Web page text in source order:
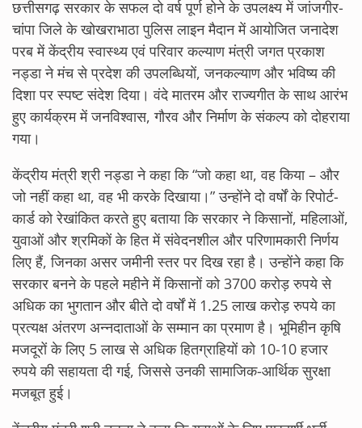
छत्तीसगढ़ सरकार के सफल दो वर्ष पूर्ण होने के उपलक्ष्य में जांजगीर-
चांपा जिले के खोखराभाठा पुलिस लाइन मैदान में आयोजित जनादेश
परब में केंद्रीय स्वास्थ्य एवं परिवार कल्याण मंत्री जगत प्रकाश
नड्डा ने मंच से प्रदेश की उपलब्धियों, जनकल्याण और भविष्य की
दिशा पर स्पष्ट संदेश दिया। वंदे मातरम और राज्यगीत के साथ आरंभ
हुए कार्यक्रम में जनविश्वास, गौरव और निर्माण के संकल्प को दोहराया
गया।
केंद्रीय मंत्री श्री नड्डा ने कहा कि “जो कहा था, वह किया – और
जो नहीं कहा था, वह भी करके दिखाया।” उन्होंने दो वर्षों के रिपोर्ट-
कार्ड को रेखांकित करते हुए बताया कि सरकार ने किसानों, महिलाओं,
युवाओं और श्रमिकों के हित में संवेदनशील और परिणामकारी निर्णय
लिए हैं, जिनका असर जमीनी स्तर पर दिख रहा है। उन्होंने कहा कि
सरकार बनने के पहले महीने में किसानों को 3700 करोड़ रुपये से
अधिक का भुगतान और बीते दो वर्षों में 1.25 लाख करोड़ रुपये का
प्रत्यक्ष अंतरण अन्नदाताओं के सम्मान का प्रमाण है। भूमिहीन कृषि
मजदूरों के लिए 5 लाख से अधिक हितग्राहियों को 10-10 हजार
रुपये की सहायता दी गई, जिससे उनकी सामाजिक-आर्थिक सुरक्षा
मजबूत हुई।